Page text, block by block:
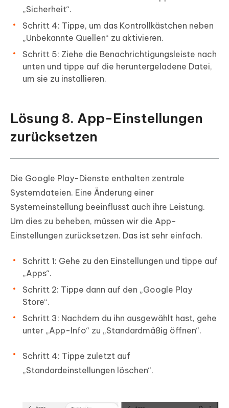
„Sicherheit“.
Schritt 4: Tippe, um das Kontrollkästchen neben
„Unbekannte Quellen“ zu aktivieren.
Schritt 5: Ziehe die Benachrichtigungsleiste nach
unten und tippe auf die heruntergeladene Datei,
um sie zu installieren.
Lösung 8. App-Einstellungen
zurücksetzen
Die Google Play-Dienste enthalten zentrale
Systemdateien. Eine Änderung einer
Systemeinstellung beeinflusst auch ihre Leistung.
Um dies zu beheben, müssen wir die App-
Einstellungen zurücksetzen. Das ist sehr einfach.
Schritt 1: Gehe zu den Einstellungen und tippe auf
„Apps“.
Schritt 2: Tippe dann auf den „Google Play
Store“.
Schritt 3: Nachdem du ihn ausgewählt hast, gehe
unter „App-Info“ zu „Standardmäßig öffnen“.
Schritt 4: Tippe zuletzt auf
„Standardeinstellungen löschen“.